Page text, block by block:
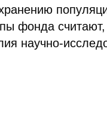
фонда
научно-